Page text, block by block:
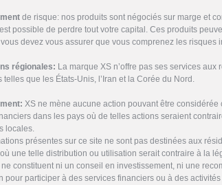
de risque: nos produits sont négociés sur marge et
possible de perdre tout votre capital. Ces produits
devez vous assurer que vous comprenez les risques
régionales: La marque XS n’offre pas ses services aux
telles que les États-Unis, l’Iran et la Corée du Nord.
XS ne mène aucune action pouvant être considérée
dans les pays où de telles actions seraient
locales.
présentes sur ce site ne sont pas destinées aux
une telle distribution ou utilisation serait contraire à la
ne constituent ni un conseil en investissement, ni une
pour participer à des services financiers ou à des